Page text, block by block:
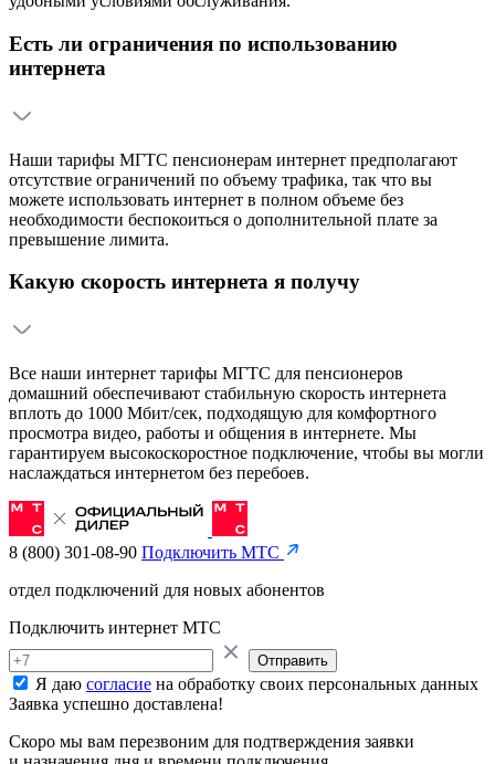
Есть ли ограничения по использованию
интернета
Наши тарифы МГТС пенсионерам интернет предполагают
отсутствие ограничений по объему трафика, так что вы
можете использовать интернет в полном объеме без
необходимости беспокоиться о дополнительной плате за
превышение лимита.
Какую скорость интернета я получу
Все наши интернет тарифы МГТС для пенсионеров
домашний обеспечивают стабильную скорость интернета
вплоть до 1000 Мбит/сек, подходящую для комфортного
просмотра видео, работы и общения в интернете. Мы
гарантируем высокоскоростное подключение, чтобы вы могли
наслаждаться интернетом без перебоев.
8 (800) 301-08-90 Подключить МТС
отдел подключений для новых абонентов
Подключить интернет МТС
Отправить
Я даю согласие на обработку своих персональных данных
Заявка успешно доставлена!
Скоро мы вам перезвоним для подтверждения заявки